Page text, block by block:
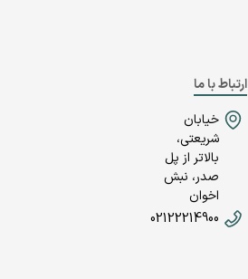
ارتباط با ما
خیابان
شریعتی،
بالاتر از پل
صدر، نبش
اخوان
02122214900